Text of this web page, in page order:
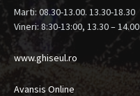
Marti: 08.30-13.00. 13.30-18.30
Vineri: 8:30-13:00, 13.30 – 14.00
www.ghiseul.ro
Avansis Online